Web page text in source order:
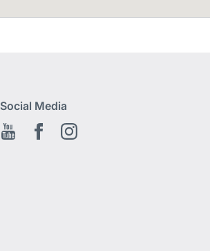
Social Media
Youtube Facebook